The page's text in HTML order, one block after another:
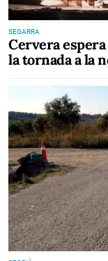
SEGARRA
Cervera
la tornada a la